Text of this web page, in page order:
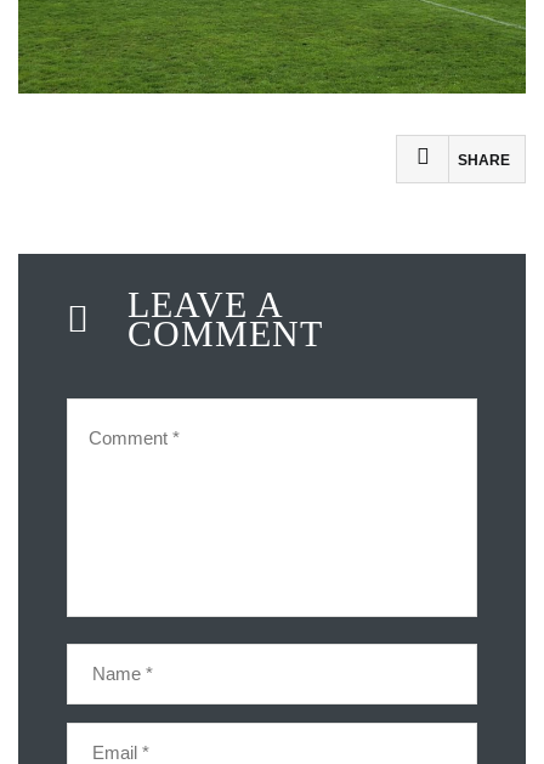
SHARE
LEAVE A
COMMENT